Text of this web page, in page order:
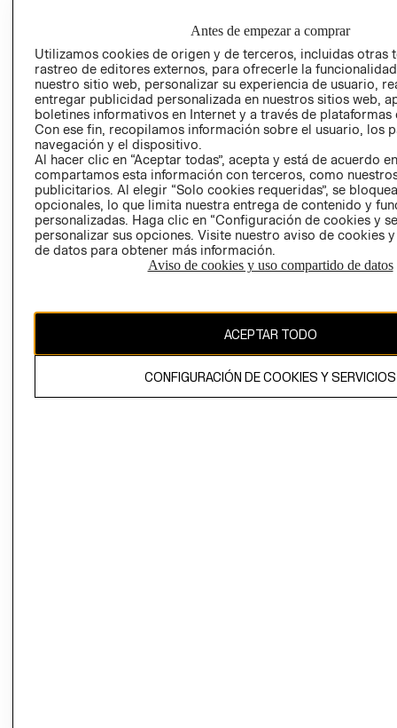
PROGRAMA DE
Y ÉTICA (INGLÉS)
COMERCIO - SIC
PETICIONES
QUEJAS Y
RECLAMOS
Colombia ($)
CAMBIAR REGIÓN
El contenido de esta página web está protegido por copyright y es
Antes de empezar a comprar
Utilizamos cookies de origen y de terceros, incluidas otras
rastreo de editores externos, para ofrecerle la
nuestro sitio web, personalizar su experiencia de usuario,
entregar publicidad personalizada en nuestros sitios web,
boletines informativos en Internet y a través de plataformas
Con ese fin, recopilamos información sobre el usuario, los
navegación y el dispositivo.
Al hacer clic en “Aceptar todas”, acepta y está de acuerdo
compartamos esta información con terceros, como
publicitarios. Al elegir “Solo cookies requeridas”, se
opcionales, lo que limita nuestra entrega de contenido y
personalizadas. Haga clic en “Configuración de cookies y
personalizar sus opciones. Visite nuestro aviso de cookies
de datos para obtener más información.
Aviso de cookies y uso compartido de datos
ACEPTAR TODO
CONFIGURACIÓN DE COOKIES Y SERVICIOS